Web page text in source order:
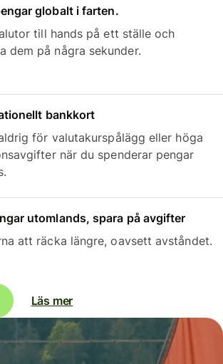
globalt i farten.
till hands på ett ställe och
dem på några sekunder.
bankkort
för valutakurspålägg eller höga
när du spenderar pengar
utomlands, spara på avgifter
att räcka längre, oavsett avståndet.
Läs mer